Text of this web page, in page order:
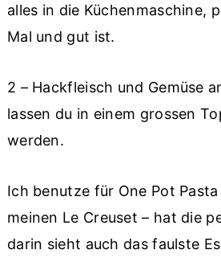
alles in die Küchenmaschine,
Mal und gut ist.
2 – Hackfleisch und Gemüse
lassen du in einem grossen
werden.
Ich benutze für One Pot
meinen Le Creuset – hat die
darin sieht auch das faulste